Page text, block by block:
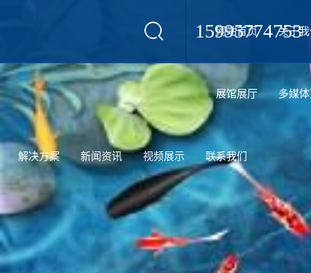
15995774753
网站首页 关于
展馆展厅 多媒
解决方案 新闻资讯 视频展示 联系我们